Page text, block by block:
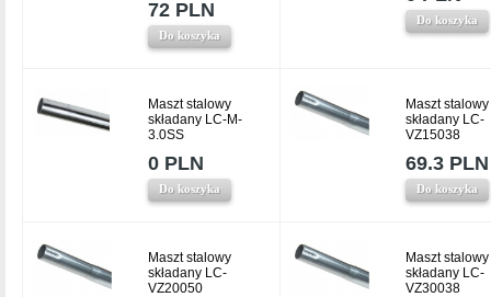
72 PLN
Do koszyka
Do koszyka
Maszt stalowy
składany LC-M-
3.0SS
0 PLN
Do koszyka
Maszt stalowy
składany LC-
VZ15038
69.3 PLN
Do koszyka
Maszt stalowy
składany LC-
VZ20050
Maszt stalowy
składany LC-
VZ30038